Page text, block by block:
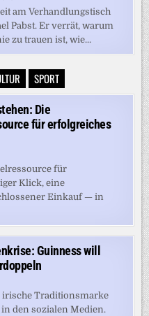
am Verhandlungstisch
Pabst. Er verrät, warum
zu trauen ist, wie...
SPORT
Die
für erfolgreiches
für
Klick, eine
Einkauf — in
Guinness will
irische Traditionsmarke
den sozialen Medien.